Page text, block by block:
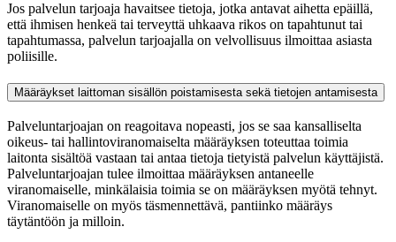
Jos palvelun tarjoaja havaitsee tietoja, jotka antavat aihetta epäillä,
että ihmisen henkeä tai terveyttä uhkaava rikos on tapahtunut tai
tapahtumassa, palvelun tarjoajalla on velvollisuus ilmoittaa asiasta
poliisille.
Määräykset laittoman sisällön poistamisesta sekä tietojen antamisesta
Palveluntarjoajan on reagoitava nopeasti, jos se saa kansalliselta
oikeus- tai hallintoviranomaiselta määräyksen toteuttaa toimia
laitonta sisältöä vastaan tai antaa tietoja tietyistä palvelun käyttäjistä.
Palveluntarjoajan tulee ilmoittaa määräyksen antaneelle
viranomaiselle, minkälaisia toimia se on määräyksen myötä tehnyt.
Viranomaiselle on myös täsmennettävä, pantiinko määräys
täytäntöön ja milloin.